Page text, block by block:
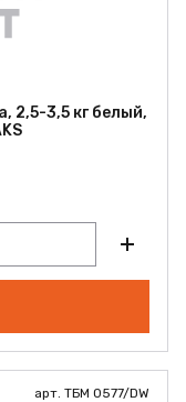
2,5-3,5 кг белый,
арт. ТБМ 0577/DW